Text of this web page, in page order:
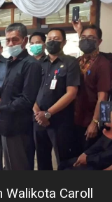
Caroll